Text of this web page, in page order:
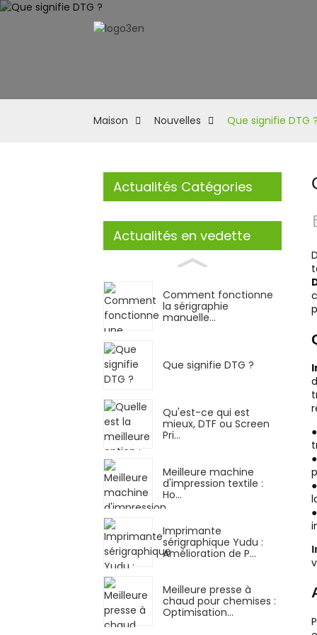
Maison Nouvelles Que signifie DTG ?
Actualités Catégories
Actualités en vedette
Comment fonctionne
la sérigraphie
manuelle...
Que signifie DTG ?
Qu'est-ce qui est
mieux, DTF ou Screen
Pri...
Meilleure machine
d'impression textile :
Ho...
Imprimante
sérigraphique Yudu :
Amélioration de P...
Meilleure presse à
chaud pour chemises :
Optimisation…
●
●
●
●